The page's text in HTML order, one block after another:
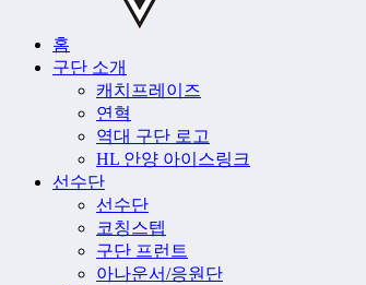
홈
구단 소개
캐치프레이즈
연혁
역대 구단 로고
HL 안양 아이스링크
선수단
선수단
코칭스텝
구단 프런트
아나운서/응원단